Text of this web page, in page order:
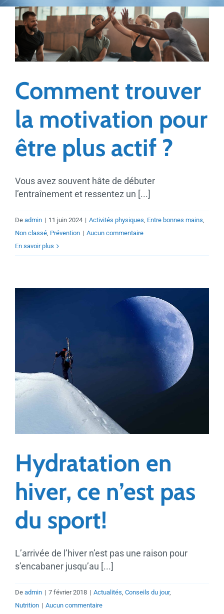
Comment trouver
la motivation pour
être plus actif ?
Vous avez souvent hâte de débuter
l’entraînement et ressentez un [...]
De admin | 11 juin 2024 | Activités physiques, Entre bonnes mains,
Non classé, Prévention | Aucun commentaire
En savoir plus
Hydratation en
hiver, ce n’est pas
du sport!
L’arrivée de l’hiver n’est pas une raison pour
s’encabaner jusqu’au [...]
De admin | 7 février 2018 | Actualités, Conseils du jour,
Nutrition | Aucun commentaire